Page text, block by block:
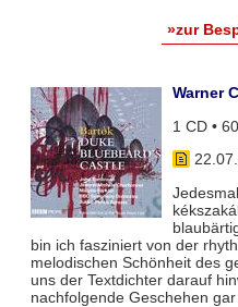
»zur
Warner
1 CD •
bin ich fasziniert von der
melodischen Schönheit des
uns der Textdichter darauf
nachfolgende Geschehen